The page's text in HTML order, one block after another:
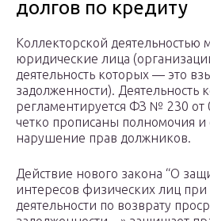
долгов по кредиту
Коллекторской деятельностью
юридические лица
деятельность которых — это
задолженности). Деятельность
регламентируется ФЗ № 230 от
четко прописаны полномочия и
нарушение прав должников.
Действие нового закона “О
интересов физических лиц
деятельности по возврату